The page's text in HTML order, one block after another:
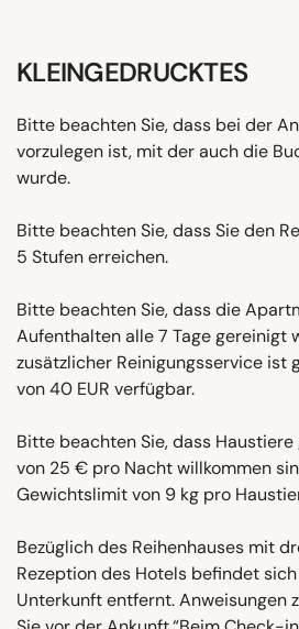
KLEINGEDRUCKTES
Bitte beachten Sie, dass bei der
vorzulegen ist, mit der auch die
wurde.
Bitte beachten Sie, dass Sie den
5 Stufen erreichen.
Bitte beachten Sie, dass die
Aufenthalten alle 7 Tage gereinigt
zusätzlicher Reinigungsservice ist
von 40 EUR verfügbar.
Bitte beachten Sie, dass
von 25 € pro Nacht willkommen
Gewichtslimit von 9 kg pro
Bezüglich des Reihenhauses mit
Rezeption des Hotels befindet
Unterkunft entfernt. Anweisungen